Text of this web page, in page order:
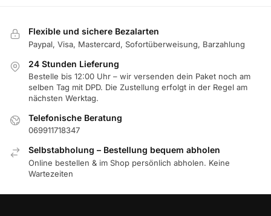
Flexible und sichere Bezalarten
Paypal, Visa, Mastercard, Sofortüberweisung, Barzahlung
24 Stunden Lieferung
Bestelle bis 12:00 Uhr – wir versenden dein Paket noch am
selben Tag mit DPD. Die Zustellung erfolgt in der Regel am
nächsten Werktag.
Telefonische Beratung
069911718347
Selbstabholung – Bestellung bequem abholen
Online bestellen & im Shop persönlich abholen. Keine
Wartezeiten